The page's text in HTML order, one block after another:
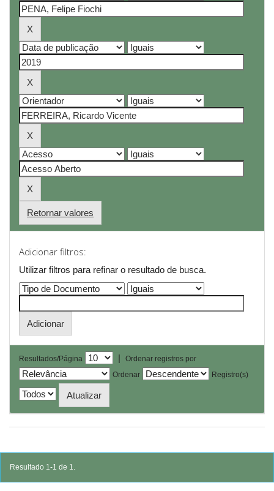
Retornar valores
Adicionar filtros:
Utilizar filtros para refinar o resultado de busca.
Resultados/Página |
Ordenar registros por
Ordenar
Registro(s)
Resultado 1-1 de 1.